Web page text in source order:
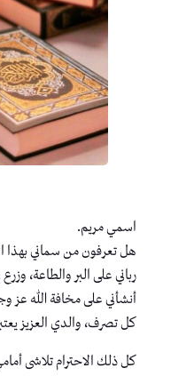
اسمي مريم.
هل تعرفون من سماني بهذا
رباني على البر والطاعة،
أنشأني على مخافة الله عز
كل تصرف، والدي العزيز
كل ذلك الاحترام تلاشى